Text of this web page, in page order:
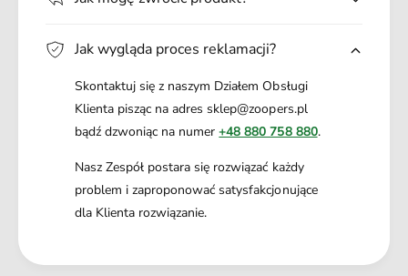
Jak wygląda proces reklamacji?
Skontaktuj się z naszym Działem Obsługi
Klienta pisząc na adres sklep@zoopers.pl
bądź dzwoniąc na numer+48 880 758 880.
Nasz Zespół postara się rozwiązać każdy
problem i zaproponować satysfakcjonujące
dla Klienta rozwiązanie.